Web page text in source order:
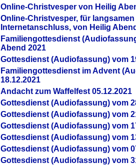
Online-Christvesper von Heilig
Online-Christvesper, für langsamen
Internetanschluss, von Heilig
Familiengottesdienst
Abend 2021
Gottesdienst (Audiofassung) vom
Familiengottesdienst im Advent
18.12.2021
Andacht zum Waffelfest 05.12.2021
Gottesdienst (Audiofassung) vom
Gottesdienst (Audiofassung) vom
Gottesdienst (Audiofassung) vom
Gottesdienst (Audiofassung) vom
Gottesdienst (Audiofassung) vom
Gottesdienst (Audiofassung) vom